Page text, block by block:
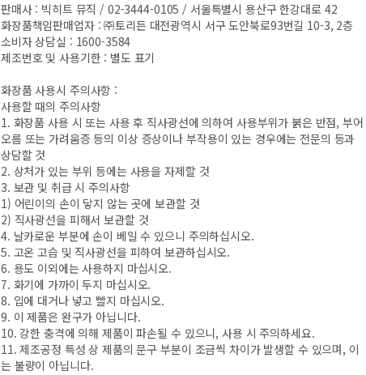
판매사 : 빅히트 뮤직 / 02-3444-0105 / 서울특별시 용산구 한강대로 42
화장품책임판매업자 : ㈜토리든 대전광역시 서구 도안북로93번길 10-3, 2층
소비자 상담실 : 1600-3584
제조번호 및 사용기한 : 별도 표기
화장품 사용시 주의사항 :
사용할 때의 주의사항
1. 화장품 사용 시 또는 사용 후 직사광선에 의하여 사용부위가 붉은 반점, 부어
오름 또는 가려움증 등의 이상 증상이나 부작용이 있는 경우에는 전문의 등과
상담할 것
2. 상처가 있는 부위 등에는 사용을 자제할 것
3. 보관 및 취급 시 주의사항
1) 어린이의 손이 닿지 않는 곳에 보관할 것
2) 직사광선을 피해서 보관할 것
4. 날카로운 부분에 손이 베일 수 있으니 주의하십시오.
5. 고온 고습 및 직사광선을 피하여 보관하십시오.
6. 용도 이외에는 사용하지 마십시오.
7. 화기에 가까이 두지 마십시오.
8. 입에 대거나 넣고 빨지 마십시오.
9. 이 제품은 완구가 아닙니다.
10. 강한 충격에 의해 제품이 파손될 수 있으니, 사용 시 주의하세요.
11. 제조공정 특성 상 제품의 문구 부분이 조금씩 차이가 발생할 수 있으며, 이
는 불량이 아닙니다.